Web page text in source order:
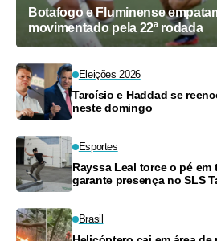
Botafogo e Fluminense
movimentado pela 22ª rodada
Eleições 2026
Tarcísio e Haddad se
neste domingo
Esportes
Rayssa Leal torce o pé em
garante presença no SLS
Brasil